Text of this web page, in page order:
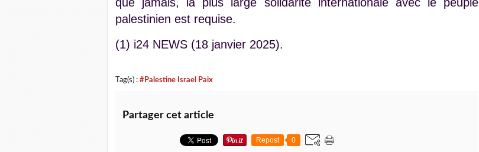
palestinien est requise.
(1) i24 NEWS (18 janvier 2025).
Tag(s) : #Palestine Israel Paix
Partager cet article
Repost 0